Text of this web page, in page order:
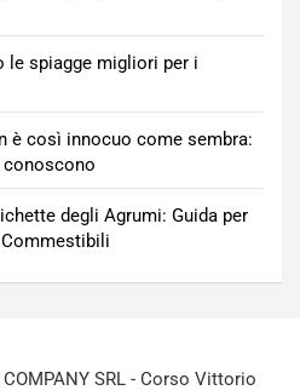
le spiagge migliori per i
è così innocuo come sembra:
degli Agrumi: Guida per
SRL - Corso Vittorio